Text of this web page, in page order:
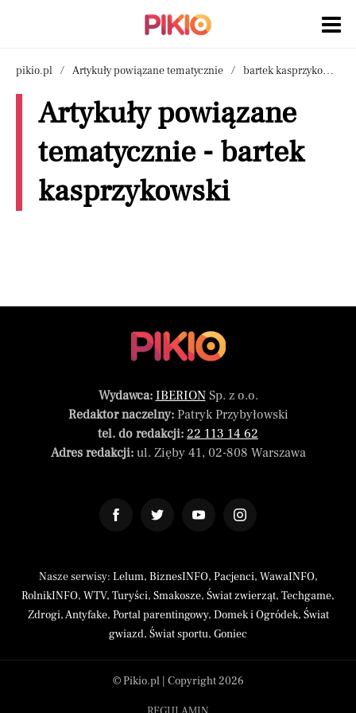
pikio.pl Artykuły powiązane tematycznie bartek kasprzykowski
Artykuły powiązane
tematycznie - bartek
kasprzykowski
Wydawca: IBERIONSp. z o.o.
Redaktor naczelny:Patryk Przybyłowski
tel. do redakcji: 22 113 14 62
Adres redakcji:ul. Zięby 41, 02-808 Warszawa
Nasze serwisy: Lelum, BiznesINFO, Pacjenci, WawaINFO,
RolnikINFO, WTV, Turyści, Smakosze, Świat zwierząt, Techgame,
Zdrogi,Antyfake, Portal parentingowy, Domek i Ogródek, Świat
gwiazd, Świat sportu, Goniec
© Pikio.pl | Copyright 2026